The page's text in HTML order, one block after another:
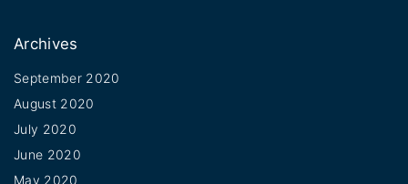
o
e
m
Archives
September 2020
August 2020
July 2020
June 2020
May 2020